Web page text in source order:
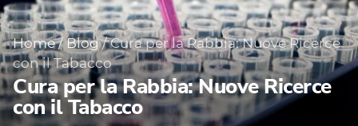
Home / Blog / Cura per la Rabbia: Nuove Ricerce
con il Tabacco
Cura per la Rabbia: Nuove Ricerce
con il Tabacco